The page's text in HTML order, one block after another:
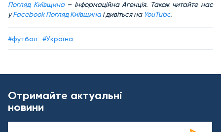
Погляд Київщина– Інформаційна Агенція. Також читайте нас
уFacebook Погляд Київщина і дивіться на YouTube.
#футбол #Україна
Отримайте актуальні
новини